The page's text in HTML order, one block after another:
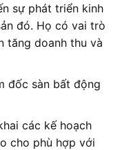
sự phát triển kinh
đó. Họ có vai trò
tăng doanh thu và
đốc sàn bất động
các kế hoạch
cho phù hợp với